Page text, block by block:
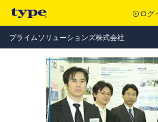
ログ
プライムソリューションズ株式会社